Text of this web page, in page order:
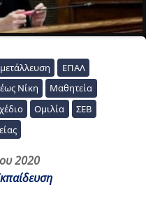
ΕΠΑΛ
Νίκη
Μαθητεία
Ομιλία
ΣΕΒ
2020